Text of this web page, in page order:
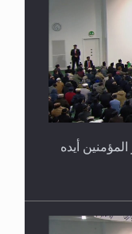
أيده